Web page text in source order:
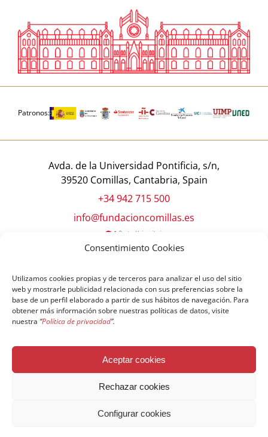
Consentimiento Cookies
Utilizamos cookies propias y de terceros para analizar el uso del sitio
web y mostrarle publicidad relacionada con sus preferencias sobre la
base de un perfil elaborado a partir de sus hábitos de navegación. Para
obtener más información sobre nuestras políticas de datos, visite
nuestra “Política de privacidad”.
Aceptar cookies
Rechazar cookies
Configurar cookies
Patronos:
Avda. de la Universidad Pontificia, s/n,
39520 Comillas, Cantabria, Spain
+34 942 715 500
info@fundacioncomillas.es
© Copyright Fundación Comillas
Política de cookies
Política de privacidad
Aviso legal